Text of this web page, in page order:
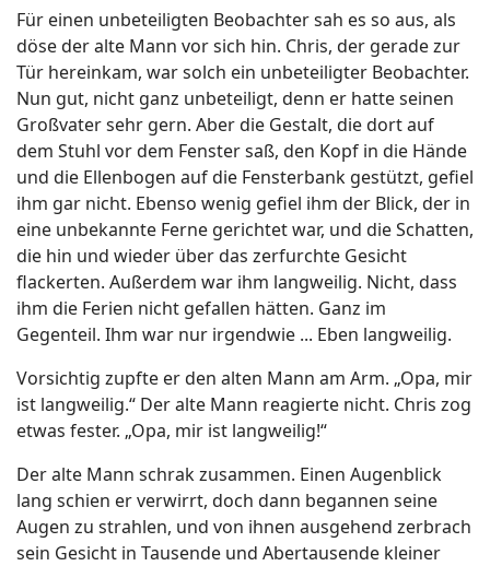
Für einen unbeteiligten Beobachter sah es so aus, als
döse der alte Mann vor sich hin. Chris, der gerade zur
Tür hereinkam, war solch ein unbeteiligter Beobachter.
Nun gut, nicht ganz unbeteiligt, denn er hatte seinen
Großvater sehr gern. Aber die Gestalt, die dort auf
dem Stuhl vor dem Fenster saß, den Kopf in die Hände
und die Ellenbogen auf die Fensterbank gestützt, gefiel
ihm gar nicht. Ebenso wenig gefiel ihm der Blick, der in
eine unbekannte Ferne gerichtet war, und die Schatten,
die hin und wieder über das zerfurchte Gesicht
flackerten. Außerdem war ihm langweilig. Nicht, dass
ihm die Ferien nicht gefallen hätten. Ganz im
Gegenteil. Ihm war nur irgendwie ... Eben langweilig.
Vorsichtig zupfte er den alten Mann am Arm. „Opa, mir
ist langweilig.“ Der alte Mann reagierte nicht. Chris zog
etwas fester. „Opa, mir ist langweilig!“
Der alte Mann schrak zusammen. Einen Augenblick
lang schien er verwirrt, doch dann begannen seine
Augen zu strahlen, und von ihnen ausgehend zerbrach
sein Gesicht in Tausende und Abertausende kleiner